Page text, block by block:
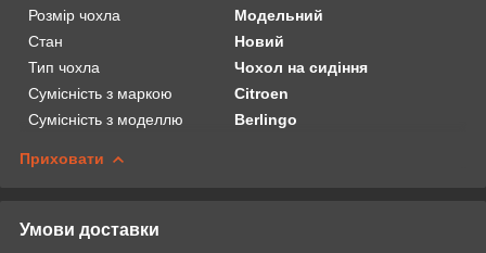
Розмір чохла
Модельний
Стан
Новий
Тип чохла
Чохол на сидіння
Сумісність з маркою
Citroen
Сумісність з моделлю
Berlingo
Приховати
Умови доставки